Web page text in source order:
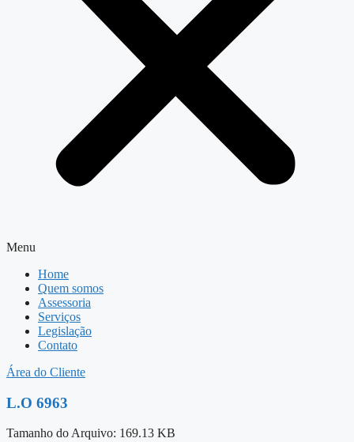
Menu
Home
Quem somos
Assessoria
Serviços
Legislação
Contato
Área do Cliente
L.O 6963
Tamanho do Arquivo: 169.13 KB